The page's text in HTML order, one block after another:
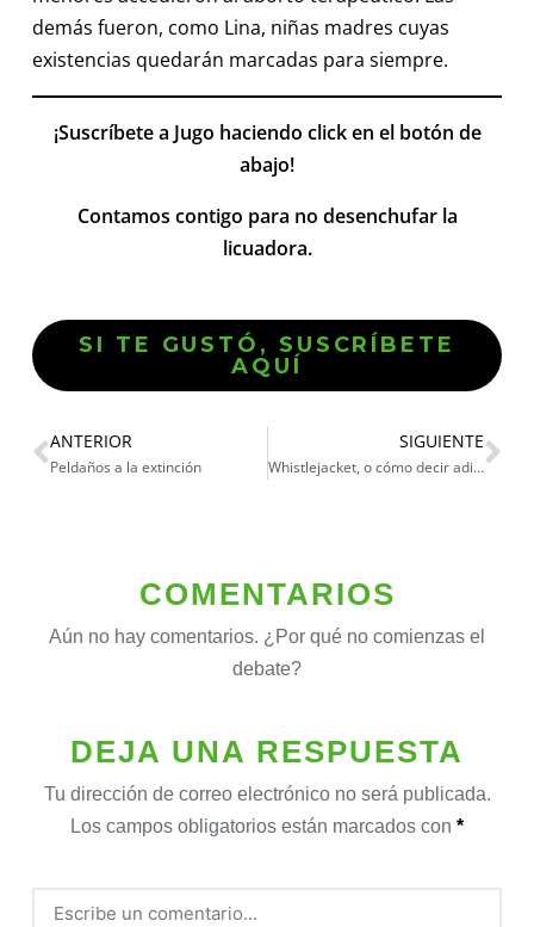
demás fueron, como Lina, niñas madres cuyas
existencias quedarán marcadas para siempre.
¡Suscríbete a Jugo haciendo click en el botón de
abajo!
Contamos contigo para no desenchufar la
licuadora.
SI TE GUSTÓ, SUSCRÍBETE
AQUÍ
ANTERIOR
Peldaños a la extinción
SIGUIENTE
Whistlejacket, o cómo decir adiós
COMENTARIOS
Aún no hay comentarios. ¿Por qué no comienzas el
debate?
DEJA UNA RESPUESTA
Tu dirección de correo electrónico no será publicada.
Los campos obligatorios están marcados con *